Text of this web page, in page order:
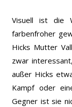
Visuell ist die
farbenfroher
Hicks Mutter
zwar
außer Hicks
Kampf oder
Gegner ist sie